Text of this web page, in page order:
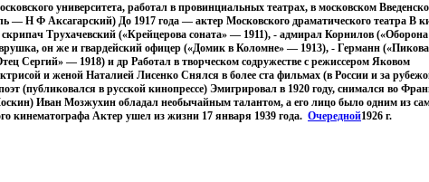
университета, работал в провинциальных театрах, в московском
— Н Ф Аксагарский) До 1917 года — актер Московского драматического театра В
Трухачевский («Крейцерова соната» — 1911), - адмирал Корнилов («Оборона
он же и гвардейский офицер («Домик в Коломне» — 1913), - Германн
Сергий» — 1918) и др Работал в творческом содружестве с режиссером Яковом
и женой Наталией Лисенко Снялся в более ста фильмах (в России и за
(публиковался в русской кинопрессе) Эмигрировал в 1920 году, снимался во
Иван Мозжухин обладал необычайным талантом, а его лицо было одним из
кинематографа Актер ушел из жизни 17 января 1939 года. Очередной1926 г.